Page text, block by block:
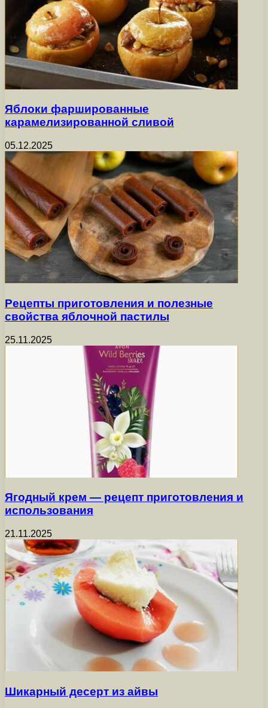
Яблоки фаршированные
карамелизированной сливой
05.12.2025
Рецепты приготовления и полезные
свойства яблочной пастилы
25.11.2025
Ягодный крем — рецепт приготовления и
использования
21.11.2025
Шикарный десерт из айвы